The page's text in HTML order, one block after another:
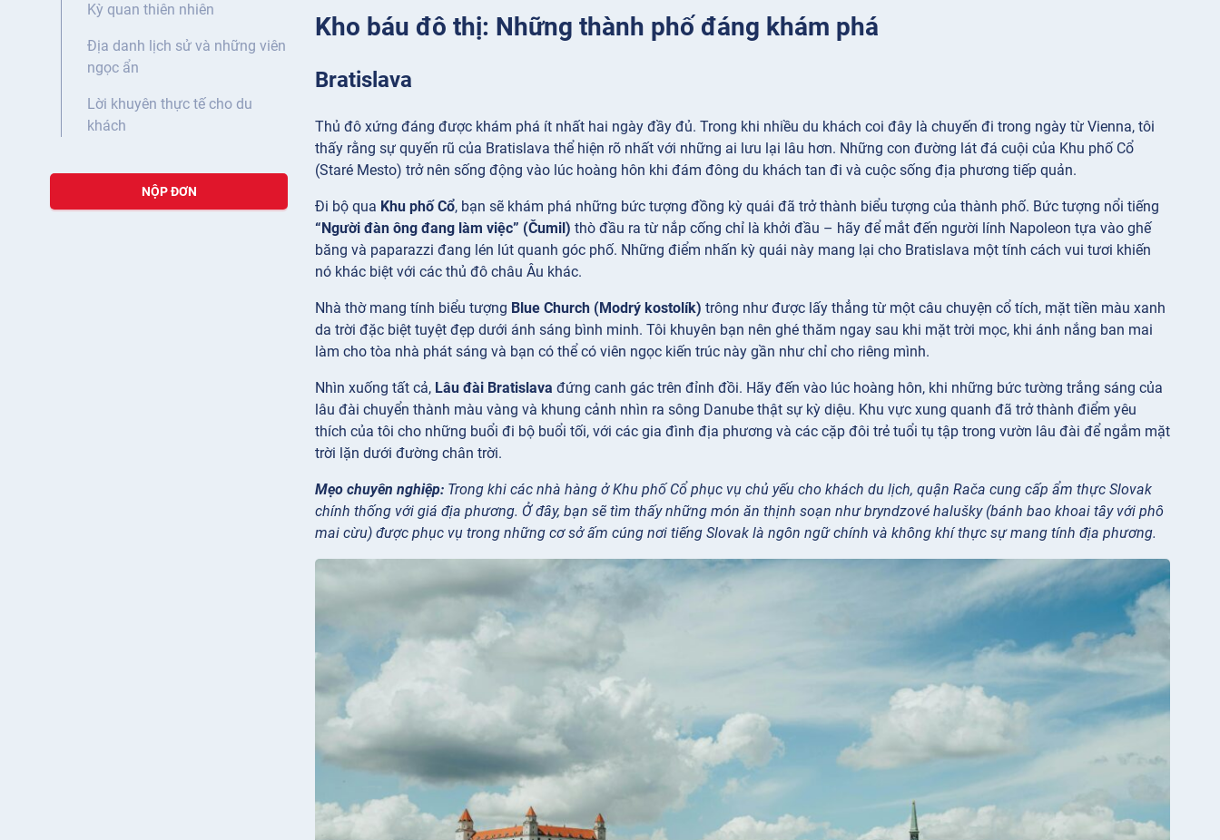
Kỳ quan thiên nhiên
Địa danh lịch sử và những viên
ngọc ẩn
Lời khuyên thực tế cho du
khách
NỘP ĐƠN
Kho báu đô thị: Những thành phố đáng khám phá
Bratislava
Thủ đô xứng đáng được khám phá ít nhất hai ngày đầy đủ. Trong khi nhiều du khách coi đây là chuyến đi trong ngày từ Vienna, tôi
thấy rằng sự quyến rũ của Bratislava thể hiện rõ nhất với những ai lưu lại lâu hơn. Những con đường lát đá cuội của Khu phố Cổ
(Staré Mesto) trở nên sống động vào lúc hoàng hôn khi đám đông du khách tan đi và cuộc sống địa phương tiếp quản.
Đi bộ qua Khu phố Cổ, bạn sẽ khám phá những bức tượng đồng kỳ quái đã trở thành biểu tượng của thành phố. Bức tượng nổi tiếng
“Người đàn ông đang làm việc” (Čumil) thò đầu ra từ nắp cống chỉ là khởi đầu – hãy để mắt đến người lính Napoleon tựa vào ghế
băng và paparazzi đang lén lút quanh góc phố. Những điểm nhấn kỳ quái này mang lại cho Bratislava một tính cách vui tươi khiến
nó khác biệt với các thủ đô châu Âu khác.
Nhà thờ mang tính biểu tượng Blue Church (Modrý kostolík) trông như được lấy thẳng từ một câu chuyện cổ tích, mặt tiền màu xanh
da trời đặc biệt tuyệt đẹp dưới ánh sáng bình minh. Tôi khuyên bạn nên ghé thăm ngay sau khi mặt trời mọc, khi ánh nắng ban mai
làm cho tòa nhà phát sáng và bạn có thể có viên ngọc kiến trúc này gần như chỉ cho riêng mình.
Nhìn xuống tất cả, Lâu đài Bratislava đứng canh gác trên đỉnh đồi. Hãy đến vào lúc hoàng hôn, khi những bức tường trắng sáng của
lâu đài chuyển thành màu vàng và khung cảnh nhìn ra sông Danube thật sự kỳ diệu. Khu vực xung quanh đã trở thành điểm yêu
thích của tôi cho những buổi đi bộ buổi tối, với các gia đình địa phương và các cặp đôi trẻ tuổi tụ tập trong vườn lâu đài để ngắm mặt
trời lặn dưới đường chân trời.
Mẹo chuyên nghiệp: Trong khi các nhà hàng ở Khu phố Cổ phục vụ chủ yếu cho khách du lịch, quận Rača cung cấp ẩm thực Slovak
chính thống với giá địa phương. Ở đây, bạn sẽ tìm thấy những món ăn thịnh soạn như bryndzové halušky (bánh bao khoai tây với phô
mai cừu) được phục vụ trong những cơ sở ấm cúng nơi tiếng Slovak là ngôn ngữ chính và không khí thực sự mang tính địa phương.